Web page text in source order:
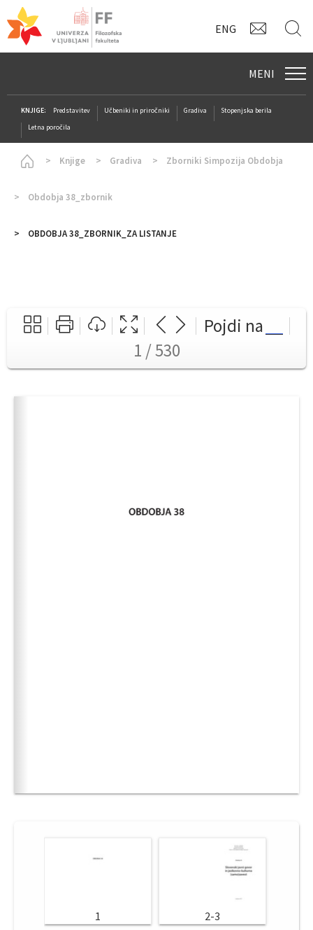
ENG
MENI
KNJIGE: Predstavitev Učbeniki in priročniki Gradiva
Stopenjska berila
Letna poročila
Homepage
Knjige Gradiva Zborniki Simpozija Obdobja
Obdobja 38_zbornik
OBDOBJA 38_ZBORNIK_ZA LISTANJE
Pojdi na
1 / 530
1 2-3